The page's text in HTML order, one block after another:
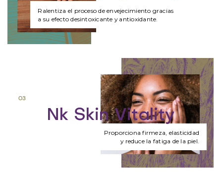
Ralentiza el proceso de envejecimiento gracias
a su efecto desintoxicante y antioxidante.
Nk Skin Vitality
03
Proporciona firmeza, elasticidad
y reduce la fatiga de la piel.